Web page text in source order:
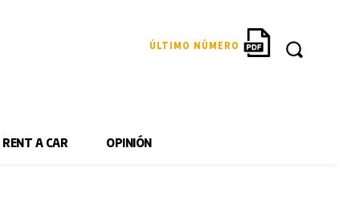
ÚLTIMO NÚMERO
RENT A CAR OPINIÓN